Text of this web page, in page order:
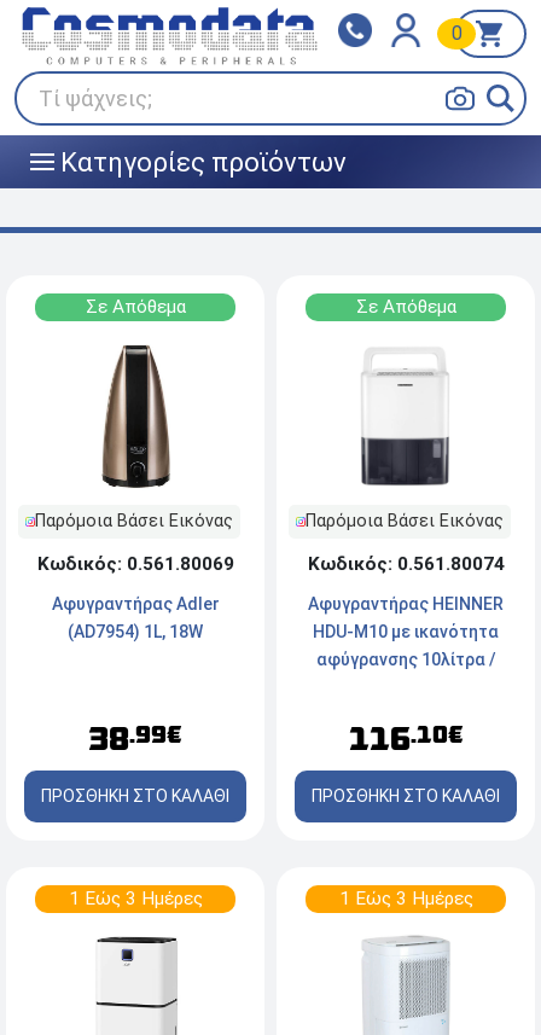
Τί ψάχνεις;
0
||| Κατηγορίες προϊόντων
Klarna
Πληρώστε σε 3
άτοκες δόσεις
BOX NOW
Σε Απόθεμα
Παρόμοια Βάσει Εικόνας
Κωδικός: 0.561.80069
Αφυγραντήρας Adler
(AD7954) 1L, 18W
38.99€
ΠΡΟΣΘΗΚΗ ΣΤΟ ΚΑΛΑΘΙ
Σε Απόθεμα
Παρόμοια Βάσει Εικόνας
Κωδικός: 0.561.80074
Αφυγραντήρας HEINNER
HDU-M10 με ικανότητα
αφύγρανσης 10λίτρα /
116.10€
ΠΡΟΣΘΗΚΗ ΣΤΟ ΚΑΛΑΘΙ
1 Εώς 3 Ημέρες 1 Εώς 3 Ημέρες